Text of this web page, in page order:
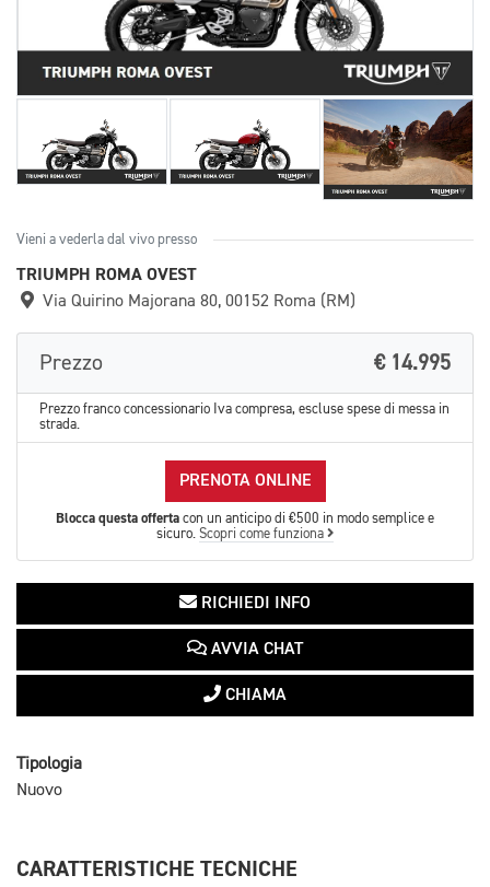
Vieni a vederla dal vivo presso
TRIUMPH ROMA OVEST
Via Quirino Majorana 80, 00152 Roma (RM)
Prezzo € 14.995
Prezzo franco concessionario Iva compresa, escluse spese di messa in
strada.
PRENOTA ONLINE
Blocca questa offerta con un anticipo di €500 in modo semplice e
sicuro. Scopri come funziona
RICHIEDI INFO
AVVIA CHAT
CHIAMA
Tipologia
Nuovo
CARATTERISTICHE TECNICHE